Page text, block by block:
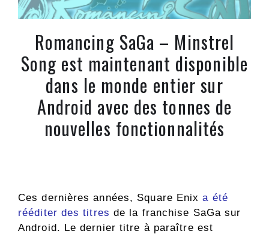
Romancing SaGa – Minstrel
Song est maintenant disponible
dans le monde entier sur
Android avec des tonnes de
nouvelles fonctionnalités
Ces dernières années, Square Enixa été
rééditer des titres de la franchise SaGa sur
Android. Le dernier titre à paraître est